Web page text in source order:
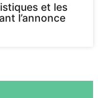
et les
l’annonce